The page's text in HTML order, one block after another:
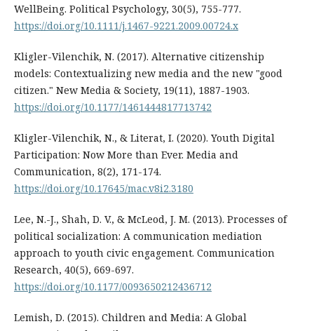
WellBeing. Political Psychology, 30(5), 755-777.
https://doi.org/10.1111/j.1467-9221.2009.00724.x
Kligler-Vilenchik, N. (2017). Alternative citizenship
models: Contextualizing new media and the new "good
citizen." New Media & Society, 19(11), 1887-1903.
https://doi.org/10.1177/1461444817713742
Kligler-Vilenchik, N., & Literat, I. (2020). Youth Digital
Participation: Now More than Ever. Media and
Communication, 8(2), 171-174.
https://doi.org/10.17645/mac.v8i2.3180
Lee, N.-J., Shah, D. V., & McLeod, J. M. (2013). Processes of
political socialization: A communication mediation
approach to youth civic engagement. Communication
Research, 40(5), 669-697.
https://doi.org/10.1177/0093650212436712
Lemish, D. (2015). Children and Media: A Global